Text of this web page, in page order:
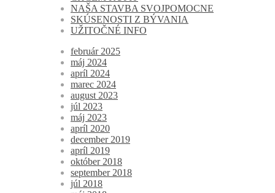
NAŠA STAVBA SVOJPOMOCNE
SKÚSENOSTI Z BÝVANIA
UŽITOČNÉ INFO
február 2025
máj 2024
apríl 2024
marec 2024
august 2023
júl 2023
máj 2023
apríl 2020
december 2019
apríl 2019
október 2018
september 2018
júl 2018